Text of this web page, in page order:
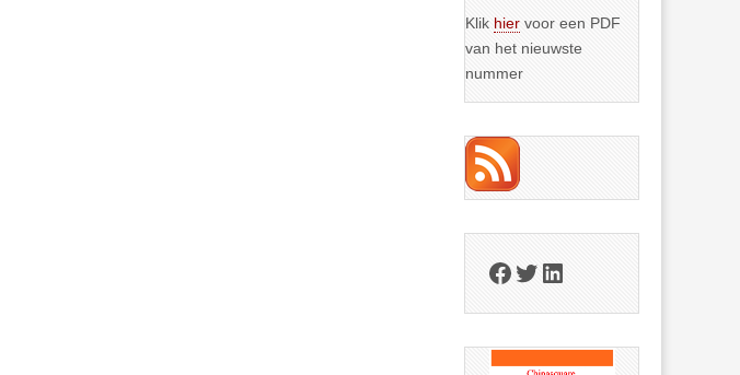
Klik hier voor een PDF
van het nieuwste
nummer
Facebook
Twitter
LinkedIn